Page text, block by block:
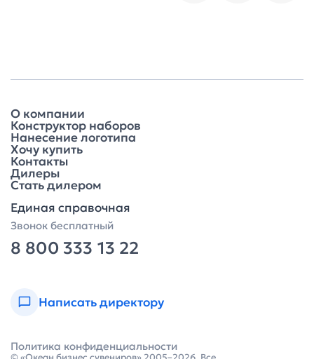
О компании
Конструктор наборов
Нанесение логотипа
Хочу купить
Контакты
Дилеры
Стать дилером
Единая справочная
Звонок бесплатный
8 800 333 13 22
Написать директору
Политика конфиденциальности